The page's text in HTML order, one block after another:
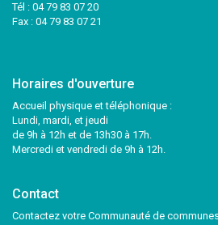
Tél : 04 79 83 07 20
Fax : 04 79 83 07 21
Horaires d'ouverture
Accueil physique et téléphonique :
Lundi, mardi, et jeudi
de 9h à 12h et de 13h30 à 17h.
Mercredi et vendredi de 9h à 12h.
Contact
Contactez votre Communauté de